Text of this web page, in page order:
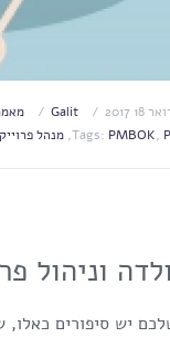
2017
Galit
Tags: PMBOK,
, מנהל
וניהול
יש סיפורים כאלו,